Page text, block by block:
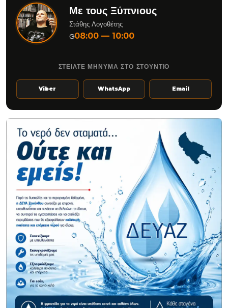
Με τους Ξύπνιους
Στάθης Λογοθέτης
◷08:00 — 10:00
ΣΤΕΙΛΤΕ ΜΗΝΥΜΑ ΣΤΟ ΣΤΟΥΝΤΙΟ
Viber WhatsApp Email